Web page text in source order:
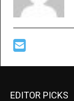
EDITOR PICKS